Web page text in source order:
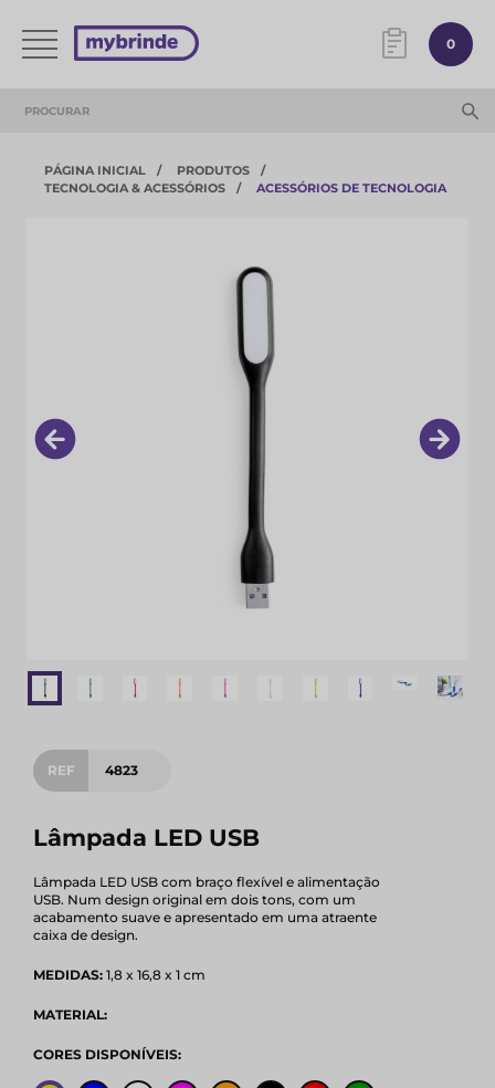
0
PÁGINA INICIAL
PRODUTOS
TECNOLOGIA & ACESSÓRIOS​
ACESSÓRIOS DE TECNOLOGIA
REF 4823
Lâmpada LED USB
Lâmpada LED USB com braço flexível e alimentação
USB. Num design original em dois tons, com um
acabamento suave e apresentado em uma atraente
caixa de design.
MEDIDAS: 1,8 x 16,8 x 1 cm
MATERIAL:
CORES DISPONÍVEIS: